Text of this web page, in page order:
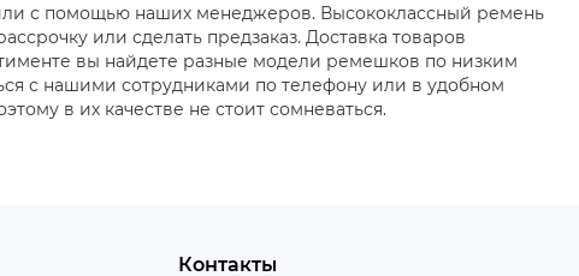
с помощью наших менеджеров. Высококлассный ремень
или сделать предзаказ. Доставка товаров
вы найдете разные модели ремешков по низким
с нашими сотрудниками по телефону или в удобном
в их качестве не стоит сомневаться.
Контакты